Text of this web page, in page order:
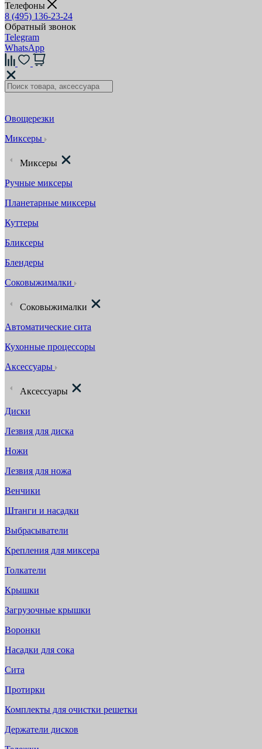
Телефоны
8 (495) 136-23-24
Обратный звонок
Telegram
WhatsApp
Овощерезки
Миксеры
Миксеры
Ручные миксеры
Планетарные миксеры
Куттеры
Бликсеры
Блендеры
Соковыжималки
Соковыжималки
Автоматические сита
Кухонные процессоры
Аксессуары
Аксессуары
Диски
Лезвия для диска
Ножи
Лезвия для ножа
Венчики
Штанги и насадки
Выбрасыватели
Крепления для миксера
Толкатели
Крышки
Загрузочные крышки
Воронки
Насадки для сока
Сита
Протирки
Комплекты для очистки решетки
Держатели дисков